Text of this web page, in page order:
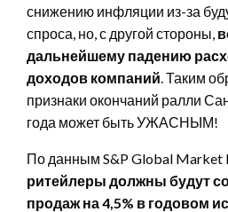
снижению инфляции из-за
спроса, но, с другой стороны,
дальнейшему падению
доходов компаний. Таким
признаки окончаний ралли
года может быть УЖАСНЫМ!
По данным S&P Global Market
ритейлеры должны будут
продаж на 4,5% в годовом